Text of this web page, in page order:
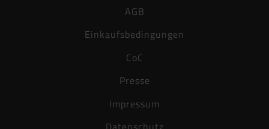
AGB
Einkaufsbedingungen
CoC
Presse
Impressum